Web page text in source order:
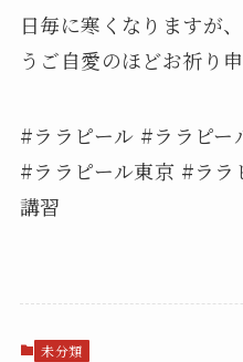
日毎に寒くなりますが
うご自愛のほどお祈り申
#ララピール #ララピー
#ララピール東京 #ララ
講習
未分類